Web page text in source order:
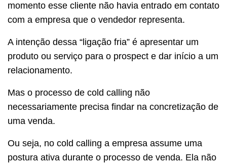
momento esse cliente não havia entrado em contato
com a empresa que o vendedor representa.
A intenção dessa “ligação fria” é apresentar um
produto ou serviço para o prospect e dar início a um
relacionamento.
Mas o processo de cold calling não
necessariamente precisa findar na concretização de
uma venda.
Ou seja, no cold calling a empresa assume uma
postura ativa durante o processo de venda. Ela não